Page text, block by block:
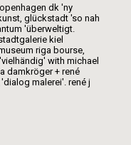
dk 'ny
glückstadt 'so nah
'überweltigt.
kiel
riga bourse,
with michael
damkröger + rené
malerei'. rené j